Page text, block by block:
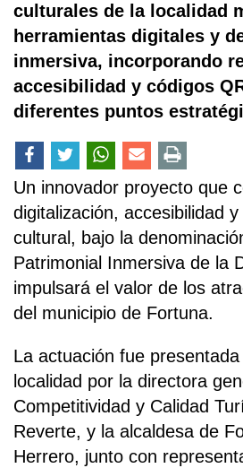
culturales de la localidad
herramientas digitales y
inmersiva, incorporando
accesibilidad y códigos
diferentes puntos
Un innovador proyecto que
digitalización, accesibilidad
cultural, bajo la
Patrimonial Inmersiva de la
impulsará el valor de los
del municipio de Fortuna.
La actuación fue
localidad por la directora
Competitividad y Calidad
Reverte, y la alcaldesa de
Herrero, junto con